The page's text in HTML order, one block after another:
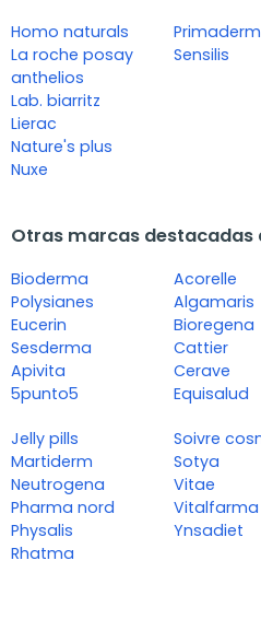
Homo naturals
La roche posay
anthelios
Lab. biarritz
Lierac
Nature's plus
Nuxe
Primaderm
Sensilis
Otras marcas destacadas
Bioderma
Polysianes
Eucerin
Sesderma
Apivita
5punto5
Acorelle
Algamaris
Bioregena
Cattier
Cerave
Equisalud
Jelly pills
Martiderm
Neutrogena
Pharma nord
Physalis
Rhatma
Soivre
Sotya
Vitae
Vitalfarma
Ynsadiet